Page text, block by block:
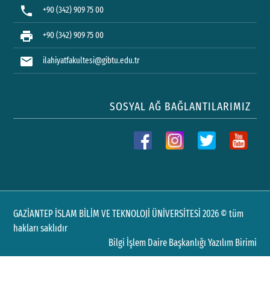
phone +90 (342) 909 75 00
print +90 (342) 909 75 00
mail ilahiyatfakultesi@gibtu.edu.tr
SOSYAL AĞ BAĞLANTILARIMIZ
GAZİANTEP İSLAM BİLİM VE TEKNOLOJİ ÜNİVERSİTESİ 2026 © tüm
hakları saklıdır
Bilgi İşlem Daire Başkanlığı Yazılım Birimi